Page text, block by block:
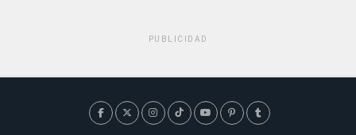
PUBLICIDAD